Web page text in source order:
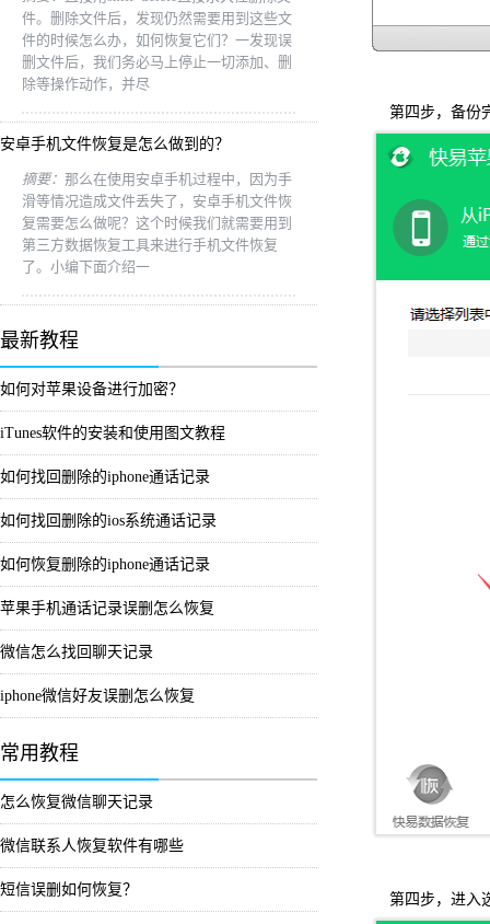
件。删除文件后，发现仍然需要用到这些文
件的时候怎么办，如何恢复它们？一发现误
删文件后，我们务必马上停止一切添加、删
除等操作动作，并尽
安卓手机文件恢复是怎么做到的？
摘要： 那么在使用安卓手机过程中，因为手
滑等情况造成文件丢失了，安卓手机文件恢
复需要怎么做呢？这个时候我们就需要用到
第三方数据恢复工具来进行手机文件恢复
了。小编下面介绍一
最新教程
如何对苹果设备进行加密？
iTunes软件的安装和使用图文教程
如何找回删除的iphone通话记录
如何找回删除的ios系统通话记录
如何恢复删除的iphone通话记录
苹果手机通话记录误删怎么恢复
微信怎么找回聊天记录
iphone微信好友误删怎么恢复
常用教程
怎么恢复微信聊天记录
微信联系人恢复软件有哪些
短信误删如何恢复？
第四步，备份
第四步，进入